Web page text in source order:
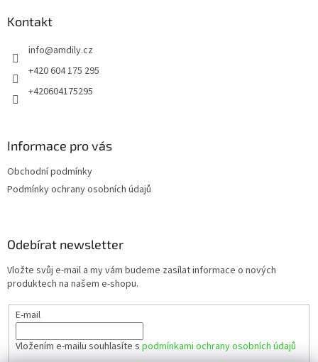
Kontakt
info@amdily.cz
+420 604 175 295
+420604175295
Informace pro vás
Obchodní podmínky
Podmínky ochrany osobních údajů
Odebírat newsletter
Vložte svůj e-mail a my vám budeme zasílat informace o nových
produktech na našem e-shopu.
E-mail
Vložením e-mailu souhlasíte s podmínkami ochrany osobních údajů